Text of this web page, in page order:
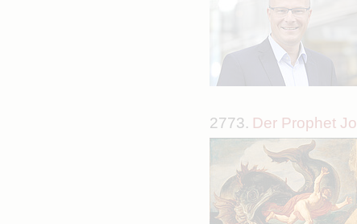
2773. Der Prophet